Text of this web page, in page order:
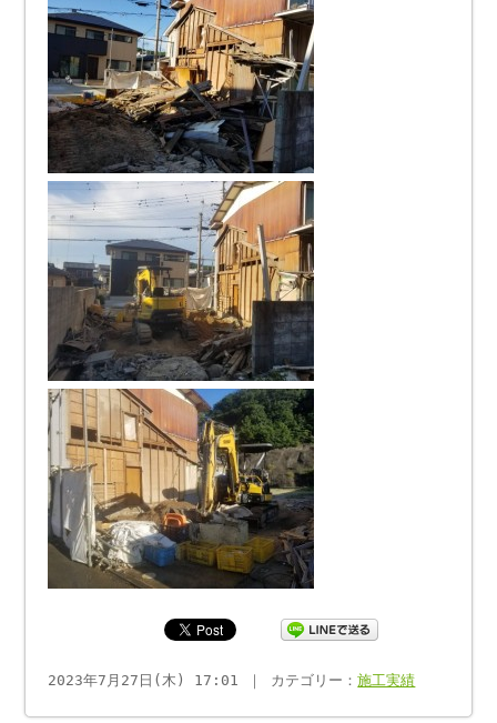
2023年7月27日(木) 17:01 ｜ カテゴリー：施工実績